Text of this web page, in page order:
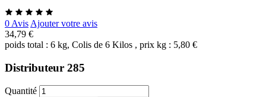
0 Avis Ajouter votre avis
34,79 €
poids total : 6 kg, Colis de 6 Kilos , prix kg : 5,80 €
Distributeur 285
Quantité